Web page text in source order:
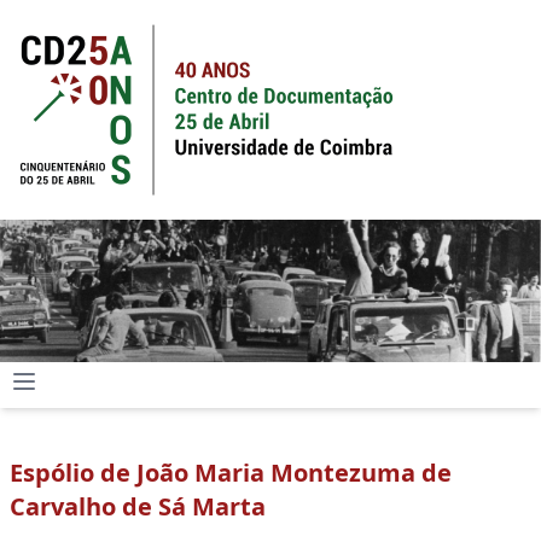
Espólio de João Maria Montezuma de
Carvalho de Sá Marta